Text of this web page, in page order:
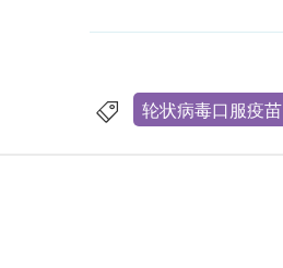
轮状病毒口服疫苗